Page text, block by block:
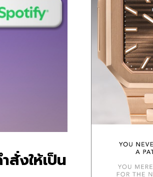
งให้เป็น